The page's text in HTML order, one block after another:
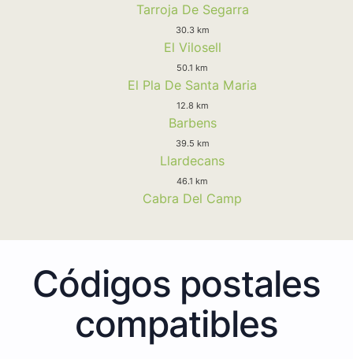
Tarroja De Segarra
30.3 km
El Vilosell
50.1 km
El Pla De Santa Maria
12.8 km
Barbens
39.5 km
Llardecans
46.1 km
Cabra Del Camp
Códigos postales
compatibles